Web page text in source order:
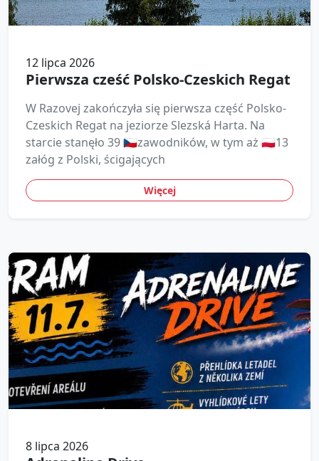
12 lipca 2026
Pierwsza cześć Polsko-Czeskich Regat
W Razovej zakończyła się pierwsza część Polsko-
Czeskich Regat na jeziorze Slezská Harta. Na
starcie stanęło 39 🇨🇿zawodników, w tym aż 🇵🇱13
załóg z Polski, ścigających
Więcej
8 lipca 2026